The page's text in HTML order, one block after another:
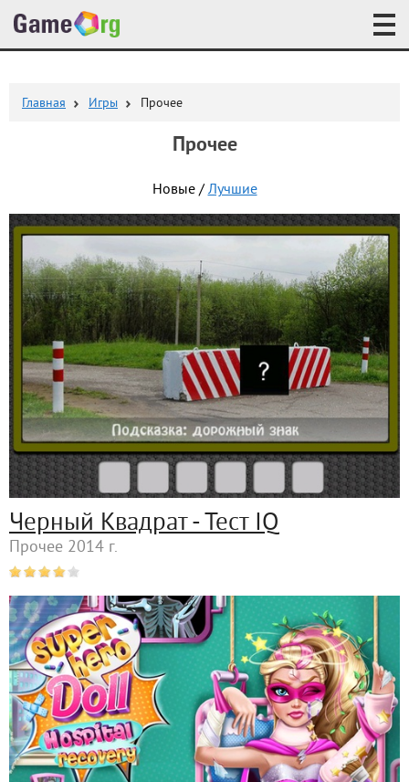
Главная Игры Прочее
Прочее
Новые /Лучшие
Черный Квадрат - Тест IQ
Прочее 2014 г.